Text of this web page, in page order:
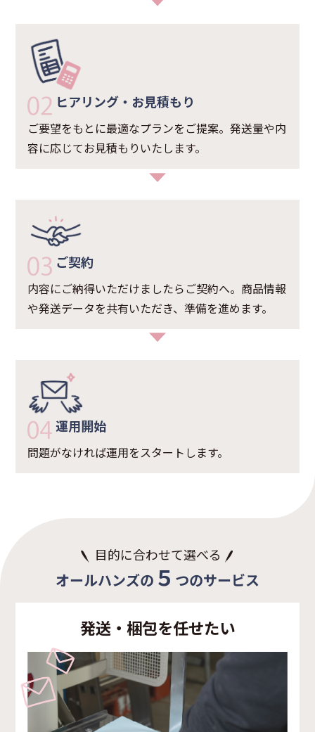
ヒアリング・お見積もり
ご要望をもとに最適なプランをご提案。発送量や内
容に応じてお見積もりいたします。
ご契約
内容にご納得いただけましたらご契約へ。商品情報
や発送データを共有いただき、準備を進めます。
運用開始
問題がなければ運用をスタートします。
目的に合わせて選べる
オールハンズの ５ つのサービス
発送・梱包を任せたい